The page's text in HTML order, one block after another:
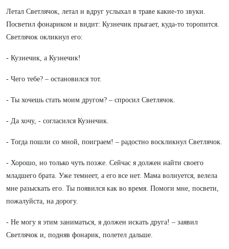
Летал Светлячок, летал и вдруг услыхал в траве какие-то звуки.
Посветил фонариком и видит: Кузнечик прыгает, куда-то торопится.
Светлячок окликнул его:
- Кузнечик, а Кузнечик!
- Чего тебе? – остановился тот.
- Ты хочешь стать моим другом? – спросил Светлячок.
- Да хочу, - согласился Кузнечик.
- Тогда пошли со мной, поиграем! – радостно воскликнул Светлячок.
- Хорошо, но только чуть позже. Сейчас я должен найти своего
младшего брата. Уже темнеет, а его все нет. Мама волнуется, велела
мне разыскать его. Ты появился как во время. Помоги мне, посвети,
пожалуйста, на дорогу.
- Не могу я этим заниматься, я должен искать друга! – заявил
Светлячок и, подняв фонарик, полетел дальше.